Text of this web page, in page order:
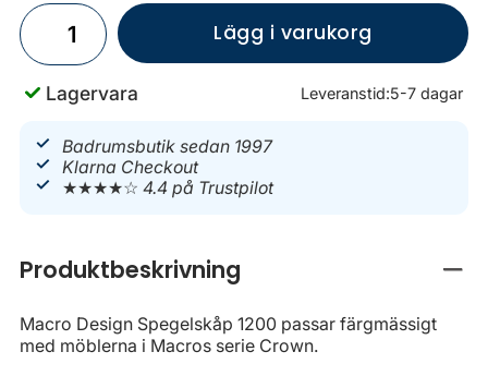
Lägg i varukorg
Lagervara Leveranstid:5-7 dagar
Badrumsbutik sedan 1997
Klarna Checkout
★★★★☆4.4 på Trustpilot
Produktbeskrivning
Macro Design Spegelskåp 1200 passar färgmässigt
med möblerna i Macros serie Crown.